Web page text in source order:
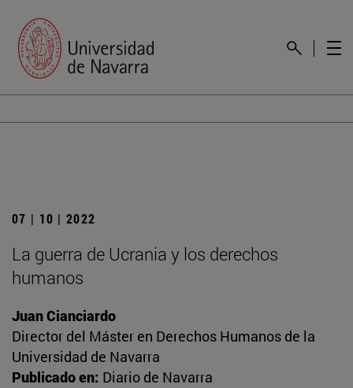
07 | 10 | 2022
La guerra de Ucrania y los derechos
humanos
Juan Cianciardo
Director del Máster en Derechos Humanos de la
Universidad de Navarra
Publicado en: Diario de Navarra